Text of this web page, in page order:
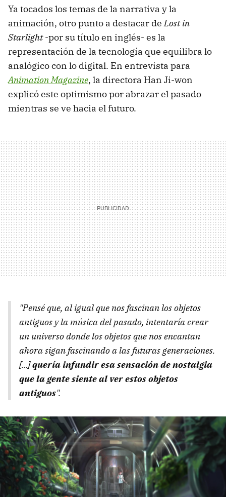
Ya tocados los temas de la narrativa y la
animación, otro punto a destacar deLost in
Starlight-por su título en inglés- es la
representación de la tecnología que equilibra lo
analógico con lo digital. En entrevista para
Animation Magazine, la directora Han Ji-won
explicó este optimismo por abrazar el pasado
mientras se ve hacia el futuro.
"Pensé que, al igual que nos fascinan los objetos
antiguos y la música del pasado, intentaría crear
un universo donde los objetos que nos encantan
ahora sigan fascinando a las futuras generaciones.
[...]quería infundir esa sensación de nostalgia
que la gente siente al ver estos objetos
antiguos".